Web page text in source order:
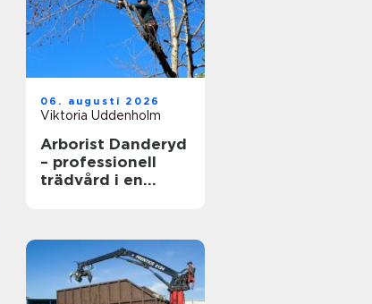
06. augusti 2026
Viktoria Uddenholm
Arborist Danderyd
– professionell
trädvård i en